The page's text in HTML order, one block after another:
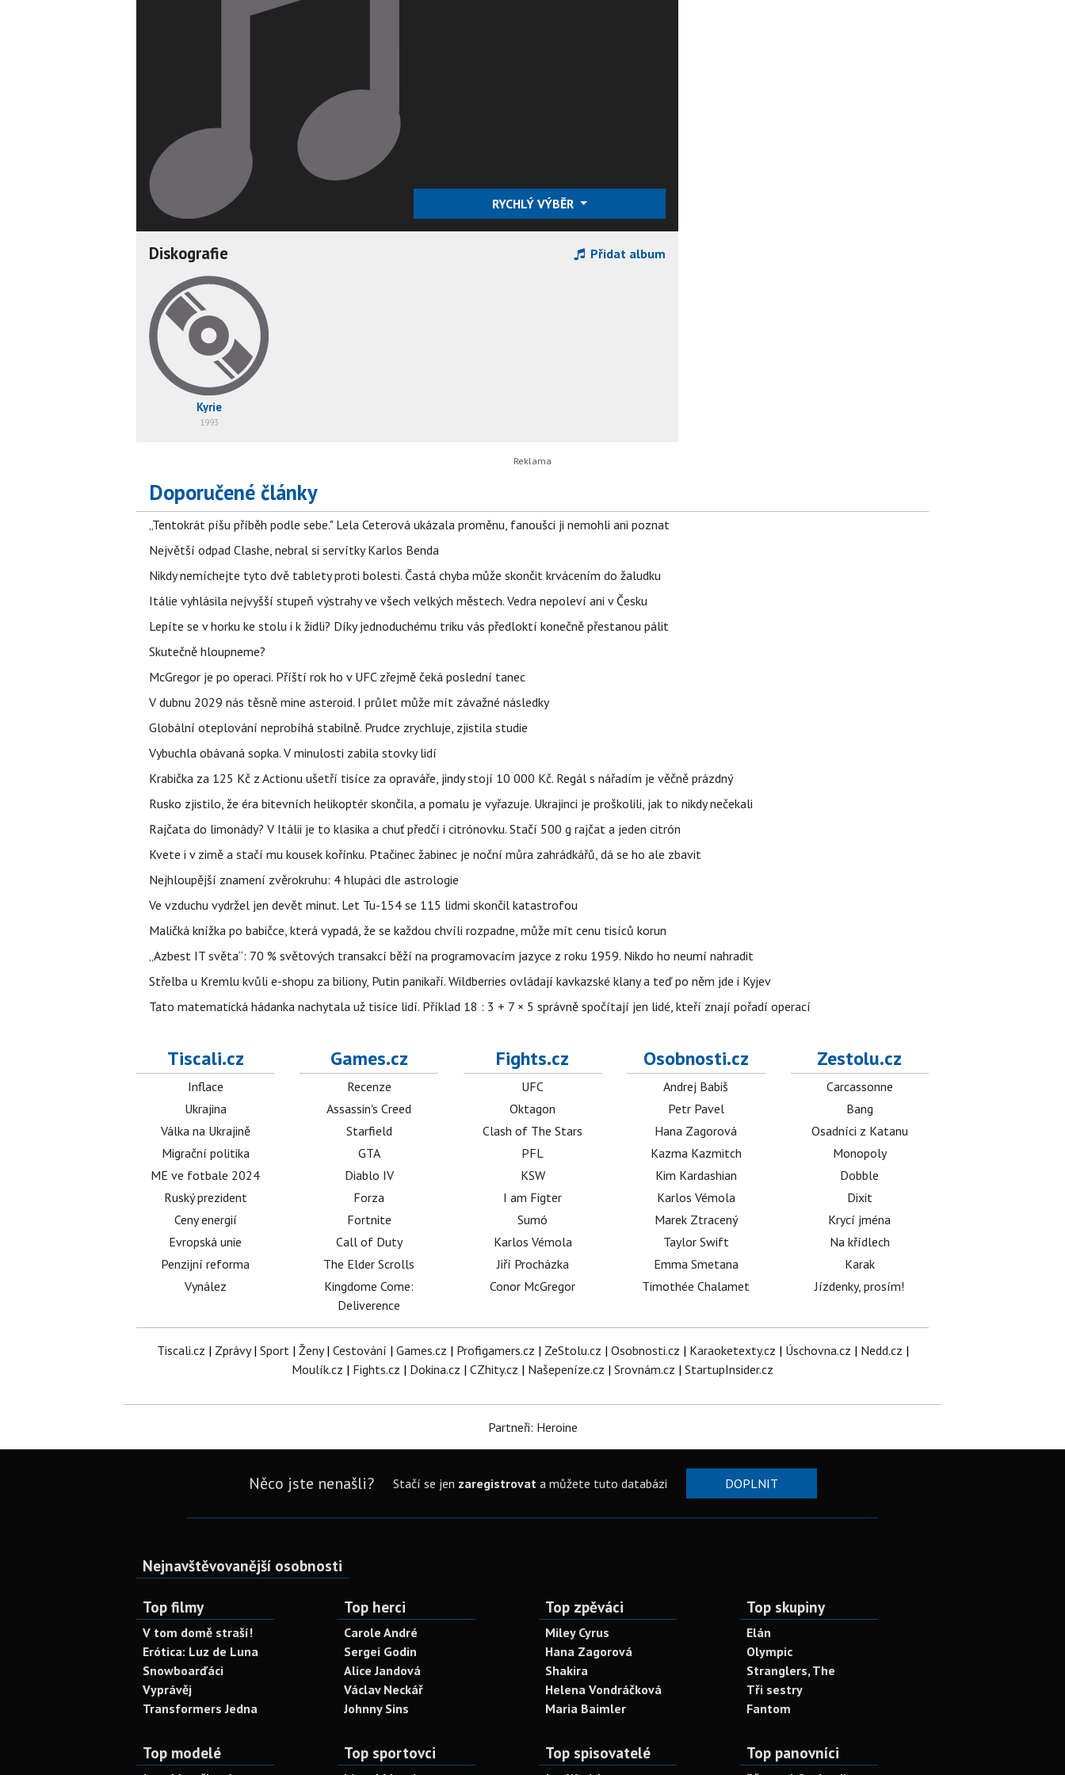
RYCHLÝ VÝBĚR
Diskografie Přidat album
Kyrie
1993
Doporučené články
„Tentokrát píšu příběh podle sebe." Lela Ceterová ukázala proměnu, fanoušci ji nemohli ani poznat
Největší odpad Clashe, nebral si servítky Karlos Benda
Nikdy nemíchejte tyto dvě tablety proti bolesti. Častá chyba může skončit krvácením do žaludku
Itálie vyhlásila nejvyšší stupeň výstrahy ve všech velkých městech. Vedra nepoleví ani v Česku
Lepíte se v horku ke stolu i k židli? Díky jednoduchému triku vás předloktí konečně přestanou pálit
Skutečně hloupneme?
McGregor je po operaci. Příští rok ho v UFC zřejmě čeká poslední tanec
V dubnu 2029 nás těsně mine asteroid. I průlet může mít závažné následky
Globální oteplování neprobíhá stabilně. Prudce zrychluje, zjistila studie
Vybuchla obávaná sopka. V minulosti zabila stovky lidí
Krabička za 125 Kč z Actionu ušetří tisíce za opraváře, jindy stojí 10 000 Kč. Regál s nářadím je věčně prázdný
Rusko zjistilo, že éra bitevních helikoptér skončila, a pomalu je vyřazuje. Ukrajinci je proškolili, jak to nikdy nečekali
Rajčata do limonády? V Itálii je to klasika a chuť předčí i citrónovku. Stačí 500 g rajčat a jeden citrón
Kvete i v zimě a stačí mu kousek kořínku. Ptačinec žabinec je noční můra zahrádkářů, dá se ho ale zbavit
Nejhloupější znamení zvěrokruhu: 4 hlupáci dle astrologie
Ve vzduchu vydržel jen devět minut. Let Tu-154 se 115 lidmi skončil katastrofou
Maličká knížka po babičce, která vypadá, že se každou chvíli rozpadne, může mít cenu tisíců korun
„Azbest IT světa“: 70 % světových transakcí běží na programovacím jazyce z roku 1959. Nikdo ho neumí nahradit
Střelba u Kremlu kvůli e-shopu za biliony, Putin panikaří. Wildberries ovládají kavkazské klany a teď po něm jde i Kyjev
Tato matematická hádanka nachytala už tisíce lidí. Příklad 18 : 3 + 7 × 5 správně spočítají jen lidé, kteří znají pořadí operací
Tiscali.cz
Inflace
Ukrajina
Válka na Ukrajině
Migrační politika
ME ve fotbale 2024
Ruský prezident
Ceny energií
Evropská unie
Penzijní reforma
Vynález
Games.cz
Recenze
Assassin's Creed
Starfield
GTA
Diablo IV
Forza
Fortnite
Call of Duty
The Elder Scrolls
Kingdome Come:
Deliverence
Fights.cz
UFC
Oktagon
Clash of The Stars
PFL
KSW
I am Figter
Sumó
Karlos Vémola
Jiří Procházka
Conor McGregor
Osobnosti.cz
Andrej Babiš
Petr Pavel
Hana Zagorová
Kazma Kazmitch
Kim Kardashian
Karlos Vémola
Marek Ztracený
Taylor Swift
Emma Smetana
Timothée Chalamet
Zestolu.cz
Carcassonne
Bang
Osadníci z Katanu
Monopoly
Dobble
Dixit
Krycí jména
Na křídlech
Karak
Jízdenky, prosím!
Tiscali.cz | Zprávy| Sport| Ženy| Cestování | Games.cz | Profigamers.cz | ZeStolu.cz | Osobnosti.cz | Karaoketexty.cz | Úschovna.cz | Nedd.cz |
Moulík.cz | Fights.cz | Dokina.cz | CZhity.cz | Našepeníze.cz | Srovnám.cz | StartupInsider.cz
Partneři: Heroine
Něco jste nenašli? Stačí se jen zaregistrovata můžete tuto databázi DOPLNIT
Nejnavštěvovanější osobnosti
Top filmy
V tom domě straší!
Erótica: Luz de Luna
Snowboarďáci
Vyprávěj
Transformers Jedna
Top herci
Carole André
Sergei Godin
Alice Jandová
Václav Neckář
Johnny Sins
Top zpěváci
Miley Cyrus
Hana Zagorová
Shakira
Helena Vondráčková
Maria Baimler
Top skupiny
Elán
Olympic
Stranglers, The
Tři sestry
Fantom
Top modelé Top sportovci Top spisovatelé Top panovníci